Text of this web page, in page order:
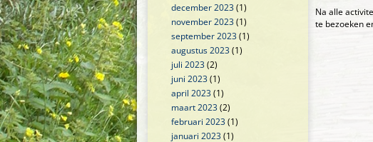
december 2023(1)
november 2023(1)
september 2023(1)
augustus 2023(1)
juli 2023(2)
juni 2023(1)
april 2023(1)
maart 2023(2)
februari 2023(1)
januari 2023(1)
Na alle
te bezoeken